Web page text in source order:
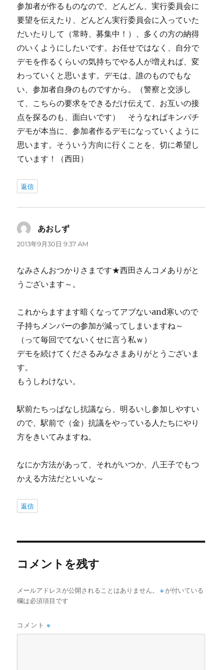
参加者が作るものなので、どんどん、実行委員会に
要望を伝えたり、どんどん実行委員会に入っていた
だいたりして（常時、募集中！）、多くの方の納得
のいくようにしたいです。お任せではなく、自分で
デモを作るくらいの気持ちでやる人が増えれば、変
わっていくと思います。デモは、誰のものでもな
い、参加者自身のものですから。（警察と交渉し
て、こちらの要求をできるだけ伝えて、お互いの接
点を探るのも、面白いです） そうなればキンパチ
デモが本当に、参加者作るデモになっていくように
思います。そういう方向に行くことを、切に希望し
ています！（西田）
返信
あおしず
り:
2013年9月30日 9:37 AM
なみさんおつかりさまです★西田さんコメありがと
うございます～。
これからますます暗くなってアブないand寒いので
子持ちメンバーの参加が減ってしまいますね～
（って毎回でてないくせに言う私ｗ）
デモを続けてくださるみなさまありがとうございま
す。
もうしわけない。
駅前たちっぱなし抗議なら、明るいし参加しやすい
ので、駅前で（金）抗議をやっている人たちにやり
方をきいてみますね。
なにか方法があって、それがいつか、八王子でもつ
かえる方法だといいな～
返信
コメントを残す
メールアドレスが公開されることはありません。 ※ が付いている
欄は必須項目です
コメント※